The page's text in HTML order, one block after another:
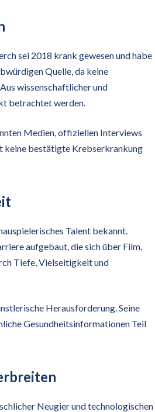
sei 2018 krank gewesen und habe
Quelle, da keine
wissenschaftlicher und
betrachtet werden.
Medien, offiziellen Interviews
keine bestätigte Krebserkrankung
Talent bekannt.
aufgebaut, die sich über Film,
Tiefe, Vielseitigkeit und
Herausforderung. Seine
Gesundheitsinformationen Teil
Neugier und technologischen